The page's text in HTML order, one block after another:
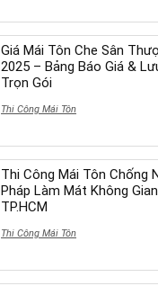
Giá Mái Tôn Che Sân
2025 – Bảng Báo Giá &
Trọn Gói
Thi Công Mái Tôn
Thi Công Mái Tôn Chống
Pháp Làm Mát Không
TP.HCM
Thi Công Mái Tôn